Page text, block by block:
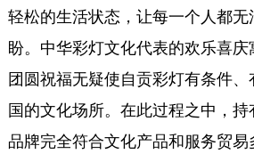
轻松的生活状态，让每一个人都无
盼。中华彩灯文化代表的欢乐喜
团圆祝福无疑使自贡彩灯有条件
国的文化场所。在此过程之中，
品牌完全符合文化产品和服务贸